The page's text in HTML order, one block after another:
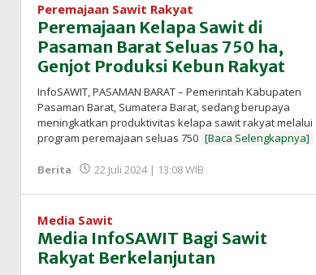
Peremajaan Sawit Rakyat
Peremajaan Kelapa Sawit di
Pasaman Barat Seluas 750 ha,
Genjot Produksi Kebun Rakyat
InfoSAWIT, PASAMAN BARAT – Pemerintah Kabupaten
Pasaman Barat, Sumatera Barat, sedang berupaya
meningkatkan produktivitas kelapa sawit rakyat melalui
program peremajaan seluas 750 [Baca Selengkapnya]
Berita 22 Juli 2024 | 13:08 WIB
InfoSAWIT
Media Sawit
Media InfoSAWIT Bagi Sawit
Rakyat Berkelanjutan